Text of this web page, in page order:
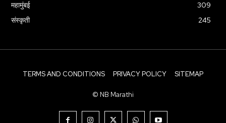
महामुंबई
309
संस्कृती
245
TERMS AND CONDITIONS PRIVACY POLICY SITEMAP
© NB Marathi